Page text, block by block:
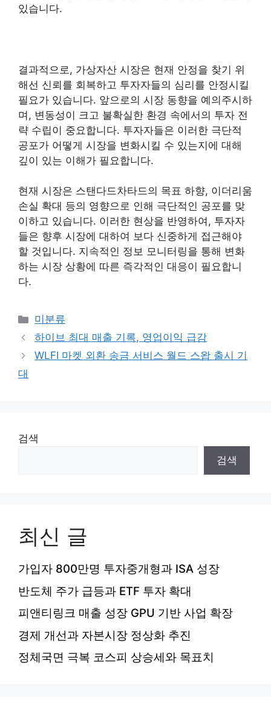
있습니다.
결과적으로, 가상자산 시장은 현재 안정을 찾기 위
해선 신뢰를 회복하고 투자자들의 심리를 안정시킬
필요가 있습니다. 앞으로의 시장 동향을 예의주시하
며, 변동성이 크고 불확실한 환경 속에서의 투자 전
략 수립이 중요합니다. 투자자들은 이러한 극단적
공포가 어떻게 시장을 변화시킬 수 있는지에 대해
깊이 있는 이해가 필요합니다.
현재 시장은 스탠다드차타드의 목표 하향, 이더리움
손실 확대 등의 영향으로 인해 극단적인 공포를 맞
이하고 있습니다. 이러한 현상을 반영하여, 투자자
들은 향후 시장에 대하여 보다 신중하게 접근해야
할 것입니다. 지속적인 정보 모니터링을 통해 변화
하는 시장 상황에 따른 즉각적인 대응이 필요합니
다.
카
테
리
미분류
하이브 최대 매출 기록, 영업이익 급감
WLFI 마켓 외환 송금 서비스 월드 스왑 출시 기
대
검색
검색
최신 글
가입자 800만명 투자중개형과 ISA 성장
반도체 주가 급등과 ETF 투자 확대
피앤티링크 매출 성장 GPU 기반 사업 확장
경제 개선과 자본시장 정상화 추진
정체국면 극복 코스피 상승세와 목표치